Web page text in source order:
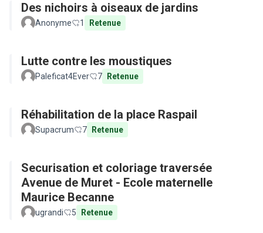
Des nichoirs à oiseaux de jardins
Anonyme 1 Retenue
Lutte contre les moustiques
Paleficat4Ever 7 Retenue
Réhabilitation de la place Raspail
Supacrum 7 Retenue
Securisation et coloriage traversée
Avenue de Muret - Ecole maternelle
Maurice Becanne
ugrandi 5 Retenue